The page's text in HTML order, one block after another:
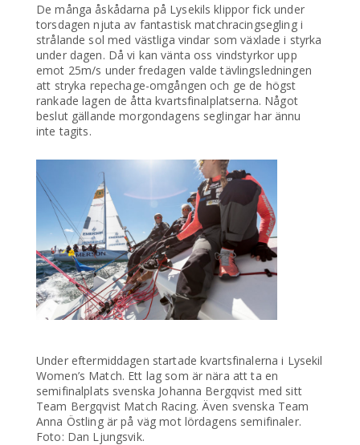
De många åskådarna på Lysekils klippor fick under
torsdagen njuta av fantastisk matchracingsegling i
strålande sol med västliga vindar som växlade i styrka
under dagen. Då vi kan vänta oss vindstyrkor upp
emot 25m/s under fredagen valde tävlingsledningen
att stryka repechage-omgången och ge de högst
rankade lagen de åtta kvartsfinalplatserna. Något
beslut gällande morgondagens seglingar har ännu
inte tagits.
Under eftermiddagen startade kvartsfinalerna i Lysekil
Women’s Match. Ett lag som är nära att ta en
semifinalplats svenska Johanna Bergqvist med sitt
Team Bergqvist Match Racing. Även svenska Team
Anna Östling är på väg mot lördagens semifinaler.
Foto: Dan Ljungsvik.